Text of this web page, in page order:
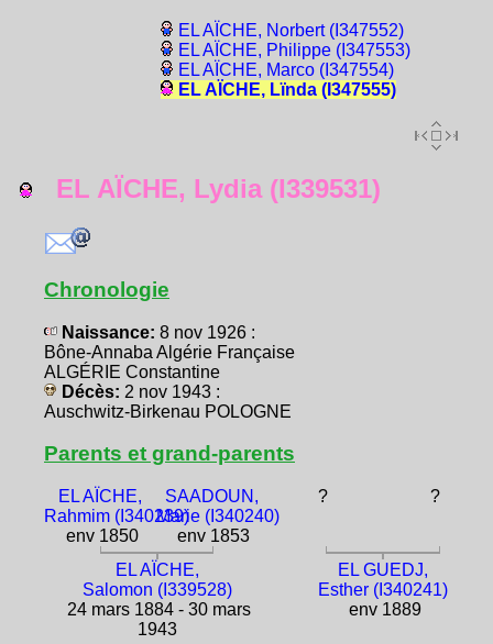
EL AÏCHE, Norbert (I347552)
EL AÏCHE, Philippe (I347553)
EL AÏCHE, Marco (I347554)
EL AÏCHE, Lïnda (I347555)
EL AÏCHE, Lydia (I339531)
Chronologie
Naissance: 8 nov 1926 :
Bône-Annaba Algérie Française
ALGÉRIE Constantine
Décès: 2 nov 1943 :
Auschwitz-Birkenau POLOGNE
Parents et grand-parents
EL AÏCHE,
Rahmim (I340239)
env 1850
SAADOUN,
Marie (I340240)
env 1853
? ?
EL AÏCHE,
Salomon (I339528)
24 mars 1884 - 30 mars
1943
EL GUEDJ,
Esther (I340241)
env 1889